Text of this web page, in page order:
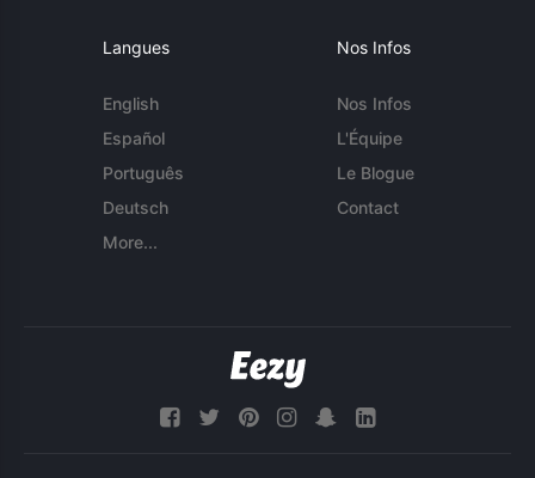
Langues
English
Español
Português
Deutsch
More...
Nos Infos
Nos Infos
L'Équipe
Le Blogue
Contact